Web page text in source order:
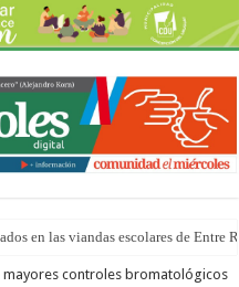
en las viandas escolares de Entre
Macanos”
controles bromatológicos